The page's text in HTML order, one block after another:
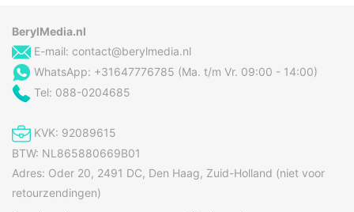
BerylMedia.nl
E-mail: contact@berylmedia.nl
WhatsApp: +31647776785 (Ma. t/m Vr. 09:00 - 14:00)
Tel: 088-0204685
KVK: 92089615
BTW: NL865880669B01
Adres: Oder 20, 2491 DC, Den Haag, Zuid-Holland (niet voor
retourzendingen)